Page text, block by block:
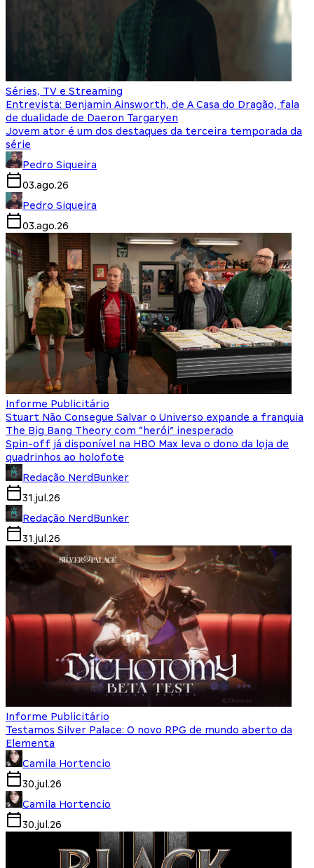
Séries, TV e Streaming
Entrevista: Benjamin Ainsworth, de A Casa do Dragão, fala
de dualidade de Daeron Targaryen
Jovem ator é um dos destaques da terceira temporada da
série
Pedro Siqueira
03.ago.26
Pedro Siqueira
03.ago.26
Informe Publicitário
Stuart Não Consegue Salvar o Universo expande a franquia
The Big Bang Theory com “herói” inesperado
Spin-off já disponível na HBO Max leva o dono da loja de
quadrinhos ao holofote
Redação NerdBunker
31.jul.26
Redação NerdBunker
31.jul.26
Informe Publicitário
Testamos Silver Palace: O novo RPG de mundo aberto da
Elementa
Camila Hortencio
30.jul.26
Camila Hortencio
30.jul.26